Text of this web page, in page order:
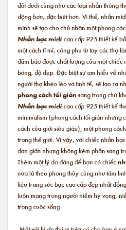
đốt dưới cùng như các loại nhẫn thông
động hơn, đặc biệt hơn. Vì thế, nhẫn
mình sẽ tạo cho chủ nhân một phong
Nhẫn bạc midi cao cấp 925thiết kế
một cách tỉ mỉ, công phu từ tay các thợ
đảm bảo được chất lượng của một chiếc
bóng, độ đẹp. Đặc biệt sự am hiểu về
người thợ khéo léo và tinh tế, sẽ tạo ra
phong cách tối giảnsang trọng chứ
Nhẫn bạc midi cao cấp 925thiết kế
minimalism (phong cách tối giản nhưng
cách của giới siêu giàu), một phong
trang thế giới. Vì vậy, với chiếc nhẫn
đơn giản nhưng không kém phần sang
Thêm một lý do đáng để bạn có chiếc
nữa là theo phong thủy cũng như tâm
liệu trang sức bạc cao cấp đẹp nhất
luôn mang trong người niềm hy vọng,
trong cuộc sống